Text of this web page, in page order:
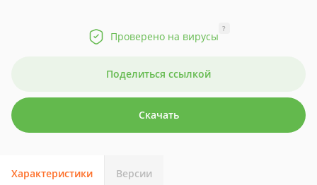
Проверено на вирусы
?
Поделиться ссылкой
Скачать
Характеристики Версии